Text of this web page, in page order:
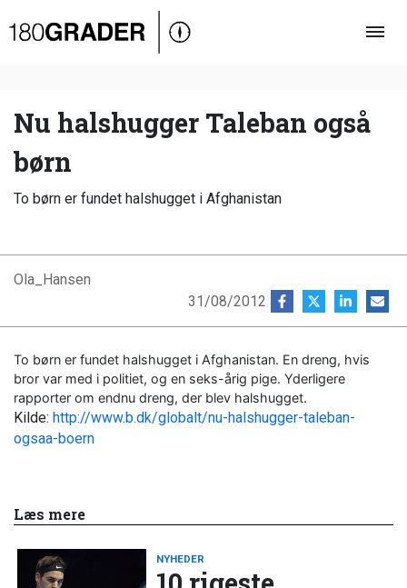
Oversigt
Debat
Video
Podcast
Nu halshugger Taleban også
børn
To børn er fundet halshugget i Afghanistan
Ola_Hansen
31/08/2012
To børn er fundet halshugget i Afghanistan. En dreng, hvis
bror var med i politiet, og en seks-årig pige. Yderligere
rapporter om endnu dreng, der blev halshugget.
Kilde: http://www.b.dk/globalt/nu-halshugger-taleban-
ogsaa-boern
Læs mere
NYHEDER